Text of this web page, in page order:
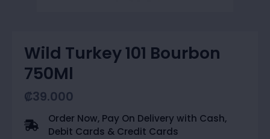
Wild Turkey 101 Bourbon
750Ml
₡39.000
Order Now, Pay On Delivery with Cash,
Debit Cards & Credit Cards